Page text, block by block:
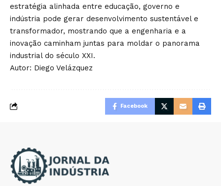
estratégia alinhada entre educação, governo e
indústria pode gerar desenvolvimento sustentável e
transformador, mostrando que a engenharia e a
inovação caminham juntas para moldar o panorama
industrial do século XXI.
Autor: Diego Velázquez
Facebook